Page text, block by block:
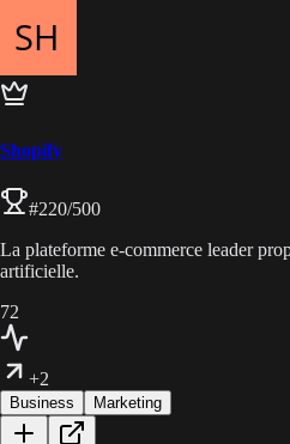
Shopify
#220/500
La plateforme e-commerce leader
artificielle.
72
+2
Business Marketing